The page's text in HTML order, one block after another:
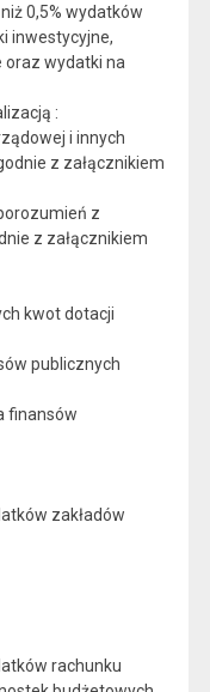
0,5% wydatków
inwestycyjne,
oraz wydatki na
:
i innych
z załącznikiem
z
z załącznikiem
kwot dotacji
publicznych
finansów
zakładów
rachunku